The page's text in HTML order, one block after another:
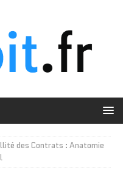
des Contrats : Anatomie